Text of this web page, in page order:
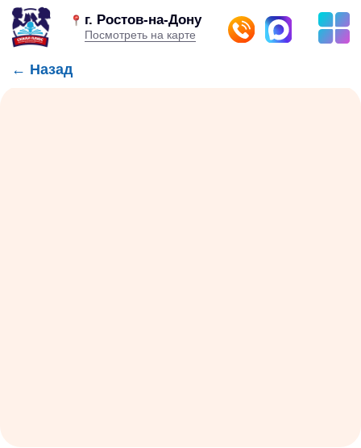
← Назад
г. Ростов-на-Дону
Посмотреть на карте